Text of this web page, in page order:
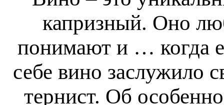
капризный. Оно
понимают и … когда
себе вино заслужило
тернист. Об